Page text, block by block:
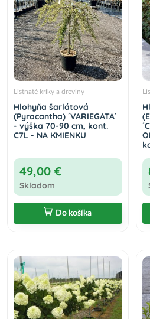
Listnaté kríky a dreviny
Hlohyňa šarlátová
(Pyracantha) ´VARIEGATA´
- výška 70-90 cm, kont.
C7L - NA KMIENKU
49,00 €
Skladom
Do košíka